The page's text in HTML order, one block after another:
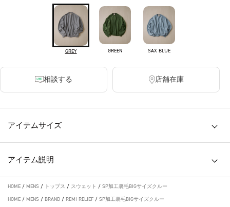
GREY GREEN SAX BLUE
相談する 店舗在庫
アイテムサイズ
アイテム説明
HOME / MENS / トップス / スウェット / SP加工裏毛BIGサイズクルー
HOME / MENS / BRAND / REMI RELIEF / SP加工裏毛BIGサイズクルー